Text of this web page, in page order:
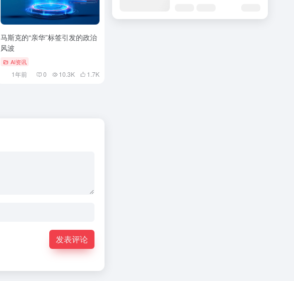
马斯克的“亲华”标签引发的政治
风波
AI资讯
1年前 0 10.3K 1.7K
发表评论